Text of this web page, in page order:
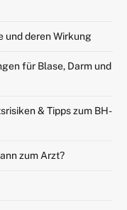
und deren Wirkung
für Blase, Darm und
& Tipps zum BH-
zum Arzt?